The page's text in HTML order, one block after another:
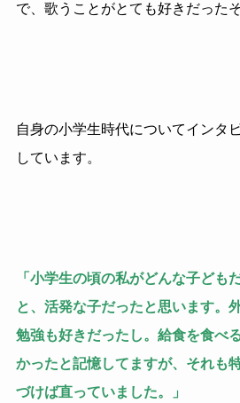
で、歌うことがとても好きだった
自身の小学生時代についてインタ
しています。
「小学生の頃の私がどんな子ども
と、活発な子だったと思います。
勉強も好きだったし。給食を食べ
かったと記憶してますが、それも
づけば直っていました。」